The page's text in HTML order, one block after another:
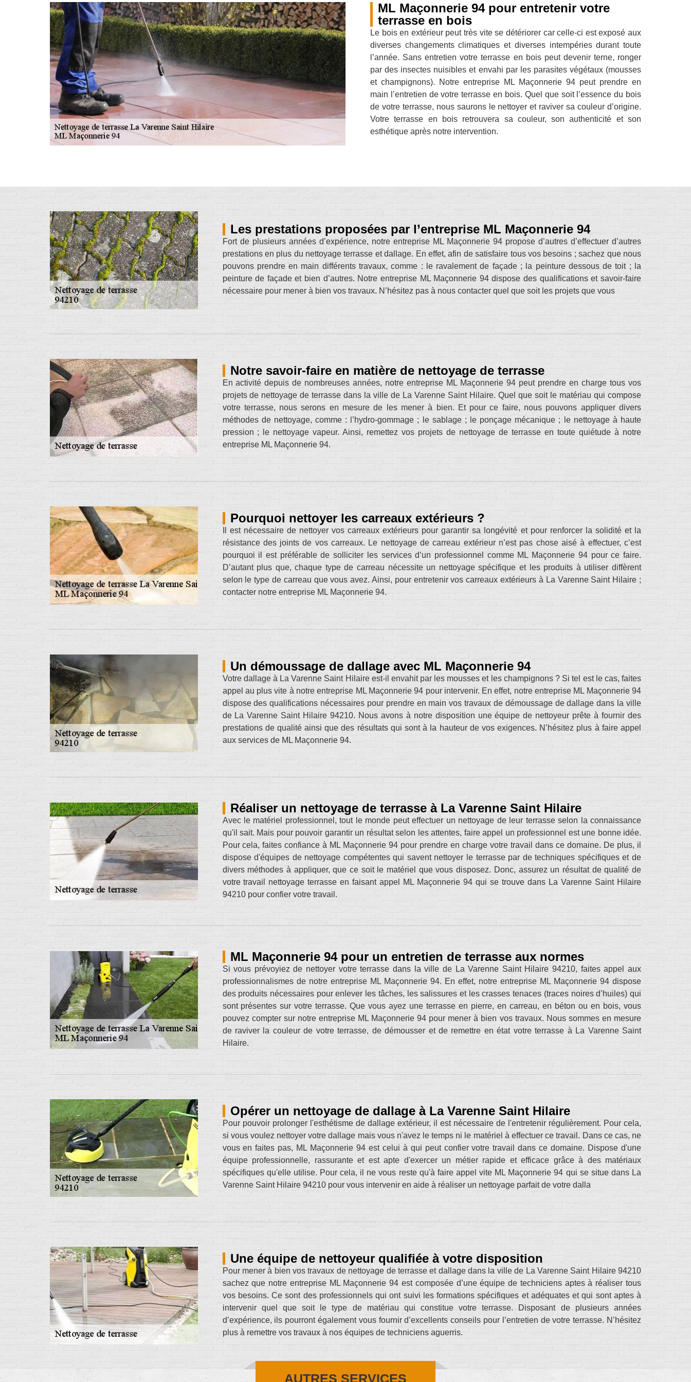
ML Maçonnerie 94 pour entretenir votre
terrasse en bois
Le bois en extérieur peut très vite se détériorer car celle-ci est exposé aux
diverses changements climatiques et diverses intempéries durant toute
l’année. Sans entretien votre terrasse en bois peut devenir terne, ronger
par des insectes nuisibles et envahi par les parasites végétaux (mousses
et champignons). Notre entreprise ML Maçonnerie 94 peut prendre en
main l’entretien de votre terrasse en bois. Quel que soit l’essence du bois
de votre terrasse, nous saurons le nettoyer et raviver sa couleur d’origine.
Votre terrasse en bois retrouvera sa couleur, son authenticité et son
esthétique après notre intervention.
Les prestations proposées par l’entreprise ML Maçonnerie 94
Fort de plusieurs années d’expérience, notre entreprise ML Maçonnerie 94 propose d’autres d’effectuer d’autres
prestations en plus du nettoyage terrasse et dallage. En effet, afin de satisfaire tous vos besoins ; sachez que nous
pouvons prendre en main différents travaux, comme : le ravalement de façade ; la peinture dessous de toit ; la
peinture de façade et bien d’autres. Notre entreprise ML Maçonnerie 94 dispose des qualifications et savoir-faire
nécessaire pour mener à bien vos travaux. N’hésitez pas à nous contacter quel que soit les projets que vous
Notre savoir-faire en matière de nettoyage de terrasse
En activité depuis de nombreuses années, notre entreprise ML Maçonnerie 94 peut prendre en charge tous vos
projets de nettoyage de terrasse dans la ville de La Varenne Saint Hilaire. Quel que soit le matériau qui compose
votre terrasse, nous serons en mesure de les mener à bien. Et pour ce faire, nous pouvons appliquer divers
méthodes de nettoyage, comme : l’hydro-gommage ; le sablage ; le ponçage mécanique ; le nettoyage à haute
pression ; le nettoyage vapeur. Ainsi, remettez vos projets de nettoyage de terrasse en toute quiétude à notre
entreprise ML Maçonnerie 94.
Pourquoi nettoyer les carreaux extérieurs ?
Il est nécessaire de nettoyer vos carreaux extérieurs pour garantir sa longévité et pour renforcer la solidité et la
résistance des joints de vos carreaux. Le nettoyage de carreau extérieur n’est pas chose aisé à effectuer, c’est
pourquoi il est préférable de solliciter les services d’un professionnel comme ML Maçonnerie 94 pour ce faire.
D’autant plus que, chaque type de carreau nécessite un nettoyage spécifique et les produits à utiliser diffèrent
selon le type de carreau que vous avez. Ainsi, pour entretenir vos carreaux extérieurs à La Varenne Saint Hilaire ;
contacter notre entreprise ML Maçonnerie 94.
Un démoussage de dallage avec ML Maçonnerie 94
Votre dallage à La Varenne Saint Hilaire est-il envahit par les mousses et les champignons ? Si tel est le cas, faites
appel au plus vite à notre entreprise ML Maçonnerie 94 pour intervenir. En effet, notre entreprise ML Maçonnerie 94
dispose des qualifications nécessaires pour prendre en main vos travaux de démoussage de dallage dans la ville
de La Varenne Saint Hilaire 94210. Nous avons à notre disposition une équipe de nettoyeur prête à fournir des
prestations de qualité ainsi que des résultats qui sont à la hauteur de vos exigences. N’hésitez plus à faire appel
aux services de ML Maçonnerie 94.
Réaliser un nettoyage de terrasse à La Varenne Saint Hilaire
Avec le matériel professionnel, tout le monde peut effectuer un nettoyage de leur terrasse selon la connaissance
qu'il sait. Mais pour pouvoir garantir un résultat selon les attentes, faire appel un professionnel est une bonne idée.
Pour cela, faites confiance à ML Maçonnerie 94 pour prendre en charge votre travail dans ce domaine. De plus, il
dispose d'équipes de nettoyage compétentes qui savent nettoyer le terrasse par de techniques spécifiques et de
divers méthodes à appliquer, que ce soit le matériel que vous disposez. Donc, assurez un résultat de qualité de
votre travail nettoyage terrasse en faisant appel ML Maçonnerie 94 qui se trouve dans La Varenne Saint Hilaire
94210 pour confier votre travail.
ML Maçonnerie 94 pour un entretien de terrasse aux normes
Si vous prévoyiez de nettoyer votre terrasse dans la ville de La Varenne Saint Hilaire 94210, faites appel aux
professionnalismes de notre entreprise ML Maçonnerie 94. En effet, notre entreprise ML Maçonnerie 94 dispose
des produits nécessaires pour enlever les tâches, les salissures et les crasses tenaces (traces noires d’huiles) qui
sont présentes sur votre terrasse. Que vous ayez une terrasse en pierre, en carreau, en béton ou en bois, vous
pouvez compter sur notre entreprise ML Maçonnerie 94 pour mener à bien vos travaux. Nous sommes en mesure
de raviver la couleur de votre terrasse, de démousser et de remettre en état votre terrasse à La Varenne Saint
Hilaire.
Opérer un nettoyage de dallage à La Varenne Saint Hilaire
Pour pouvoir prolonger l'esthétisme de dallage extérieur, il est nécessaire de l'entretenir régulièrement. Pour cela,
si vous voulez nettoyer votre dallage mais vous n'avez le temps ni le matériel à effectuer ce travail. Dans ce cas, ne
vous en faites pas, ML Maçonnerie 94 est celui à qui peut confier votre travail dans ce domaine. Dispose d'une
équipe professionnelle, rassurante et est apte d'exercer un métier rapide et efficace grâce à des matériaux
spécifiques qu'elle utilise. Pour cela, il ne vous reste qu'à faire appel vite ML Maçonnerie 94 qui se situe dans La
Varenne Saint Hilaire 94210 pour vous intervenir en aide à réaliser un nettoyage parfait de votre dalla
Une équipe de nettoyeur qualifiée à votre disposition
Pour mener à bien vos travaux de nettoyage de terrasse et dallage dans la ville de La Varenne Saint Hilaire 94210
sachez que notre entreprise ML Maçonnerie 94 est composée d’une équipe de techniciens aptes à réaliser tous
vos besoins. Ce sont des professionnels qui ont suivi les formations spécifiques et adéquates et qui sont aptes à
intervenir quel que soit le type de matériau qui constitue votre terrasse. Disposant de plusieurs années
d’expérience, ils pourront également vous fournir d’excellents conseils pour l’entretien de votre terrasse. N’hésitez
plus à remettre vos travaux à nos équipes de techniciens aguerris.
AUTRES SERVICES